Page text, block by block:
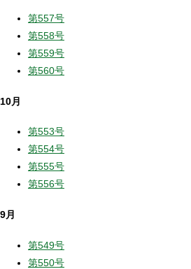
第557号
第558号
第559号
第560号
10月
第553号
第554号
第555号
第556号
9月
第549号
第550号